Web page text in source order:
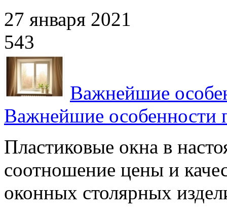
27 января 2021
543
Важнейшие
Важнейшие особенности
Пластиковые окна в
соотношение цены и
оконных столярных